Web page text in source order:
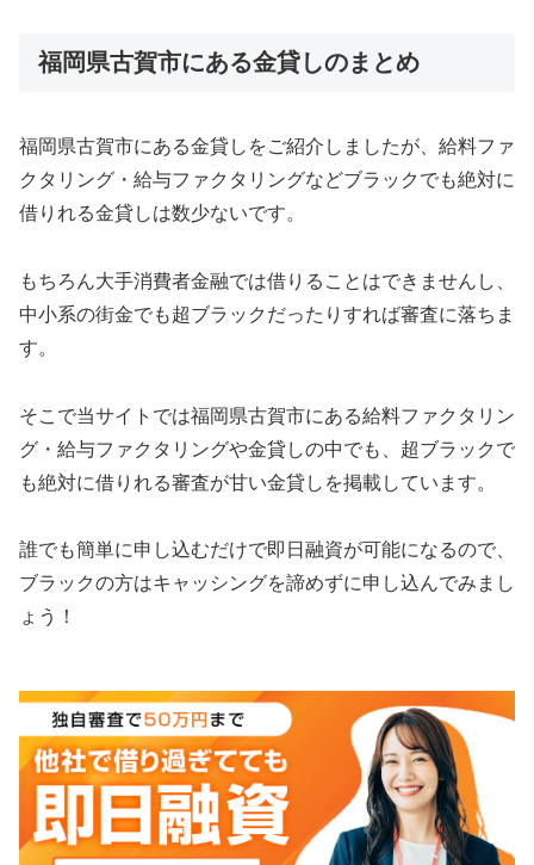
福岡県古賀市にある金貸しのまとめ
福岡県古賀市にある金貸しをご紹介しましたが、給料ファ
クタリング・給与ファクタリングなどブラックでも絶対に
借りれる金貸しは数少ないです。
もちろん大手消費者金融では借りることはできませんし、
中小系の街金でも超ブラックだったりすれば審査に落ちま
す。
そこで当サイトでは福岡県古賀市にある給料ファクタリン
グ・給与ファクタリングや金貸しの中でも、超ブラックで
も絶対に借りれる審査が甘い金貸しを掲載しています。
誰でも簡単に申し込むだけで即日融資が可能になるので、
ブラックの方はキャッシングを諦めずに申し込んでみまし
ょう！